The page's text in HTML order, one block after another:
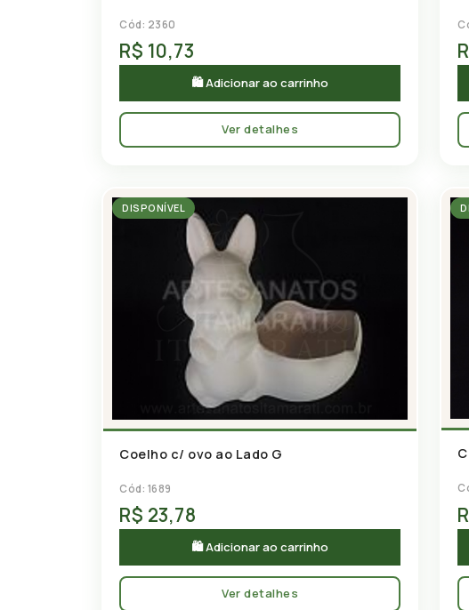
Cód: 2360
R$ 10,73
🛍 Adicionar ao carrinho
Ver detalhes
DISPONÍVEL
Coelho c/ ovo ao Lado G
Cód: 1689
R$ 23,78
🛍 Adicionar ao carrinho
Ver detalhes